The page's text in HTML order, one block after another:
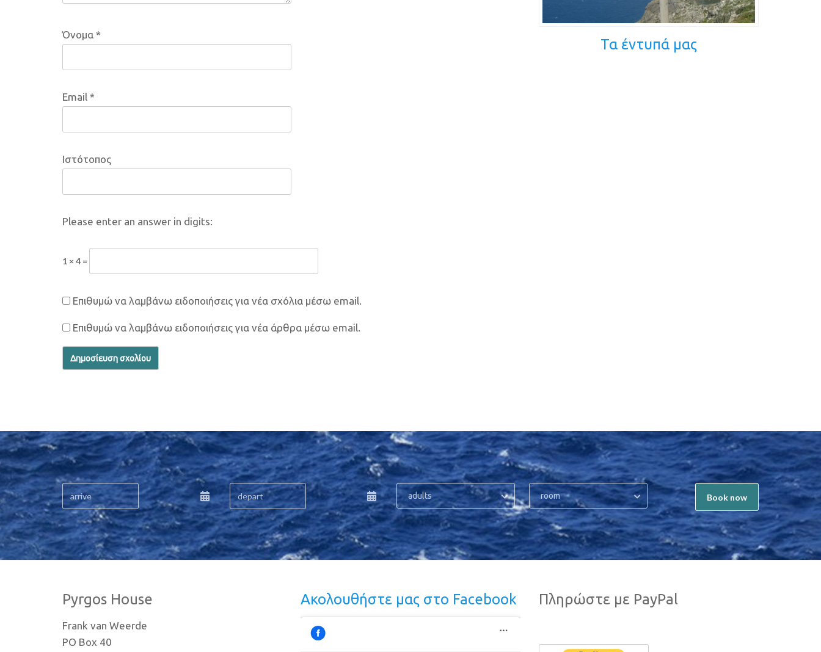
Όνομα *
Email *
Ιστότοπος
Please enter an answer in digits:
1 × 4 =
Επιθυμώ να λαμβάνω ειδοποιήσεις για νέα σχόλια μέσω email.
Επιθυμώ να λαμβάνω ειδοποιήσεις για νέα άρθρα μέσω email.
Τα έντυπά μας
adults room Book now
Pyrgos House
Frank van Weerde
PO Box 40
Ακολουθήστε μας στο Facebook Πληρώστε με PayPal